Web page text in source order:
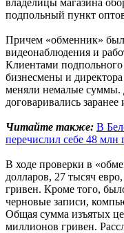
подпольный пункт
Причем «обменник» был
видеонаблюдения и
Клиентами
бизнесмены и
меняли немалые суммы.
договаривались
Читайте также: В
перечислил себе 48 млн
В ходе проверки в
долларов, 27 тысяч
гривен. Кроме того,
черновые записи,
Общая сумма изъятых
миллионов гривен.